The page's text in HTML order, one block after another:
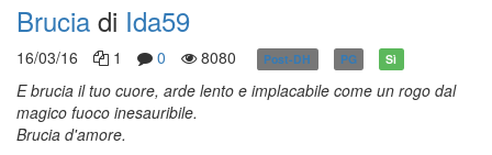
Brucia di Ida59
16/03/16 1 0 8080 Post-DH PG Sì
E brucia il tuo cuore, arde lento e implacabile come un rogo dal
magico fuoco inesauribile.
Brucia d'amore.